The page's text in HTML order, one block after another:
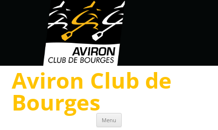
Aviron Club de
Bourges
Menu